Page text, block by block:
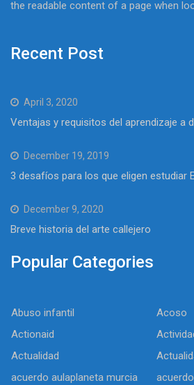
the readable content of a page when
Recent Post
April 3, 2020
Ventajas y requisitos del aprendizaje a
December 19, 2019
3 desafíos para los que eligen estudiar
December 9, 2020
Breve historia del arte callejero
Popular Categories
Abuso infantil
Acoso
Actionaid
Actualidad
acuerdo aulaplaneta murcia